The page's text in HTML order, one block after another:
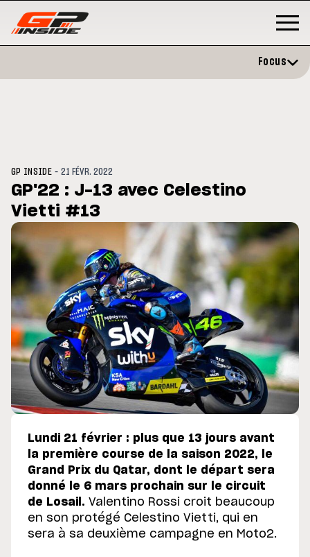
: Horaires et
du GP de Grande-
Zarco évite l'opération et vise
retour en septembre
Focus
GP INSIDE -21 FÉVR. 2022
GP'22 : J-13 avec Celestino
Vietti #13
Lundi 21 février : plus que 13 jours avant
la première course de la saison 2022, le
Grand Prix du Qatar, dont le départ sera
donné le 6 mars prochain sur le circuit
de Losail. Valentino Rossi croit beaucoup
en son protégé Celestino Vietti, qui en
sera à sa deuxième campagne en Moto2.